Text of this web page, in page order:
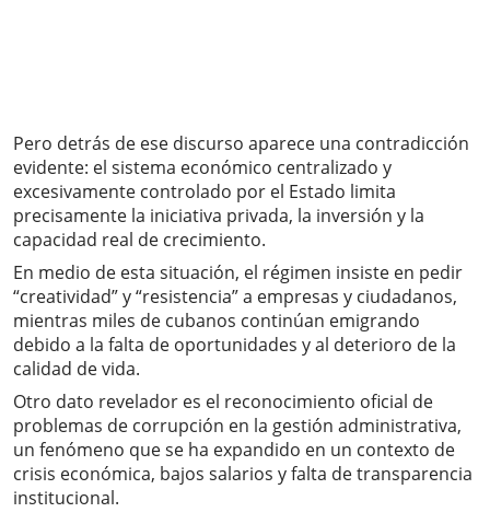
Pero detrás de ese discurso aparece una contradicción
evidente: el sistema económico centralizado y
excesivamente controlado por el Estado limita
precisamente la iniciativa privada, la inversión y la
capacidad real de crecimiento.
En medio de esta situación, el régimen insiste en pedir
“creatividad” y “resistencia” a empresas y ciudadanos,
mientras miles de cubanos continúan emigrando
debido a la falta de oportunidades y al deterioro de la
calidad de vida.
Otro dato revelador es el reconocimiento oficial de
problemas de corrupción en la gestión administrativa,
un fenómeno que se ha expandido en un contexto de
crisis económica, bajos salarios y falta de transparencia
institucional.